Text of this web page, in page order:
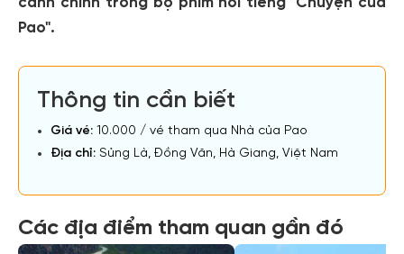
Pao".
Thông tin cần biết
Giá vé: 10.000 / vé tham qua Nhà của Pao
Địa chỉ: Sủng Là, Đồng Văn, Hà Giang, Việt Nam
Các địa điểm tham quan gần đó